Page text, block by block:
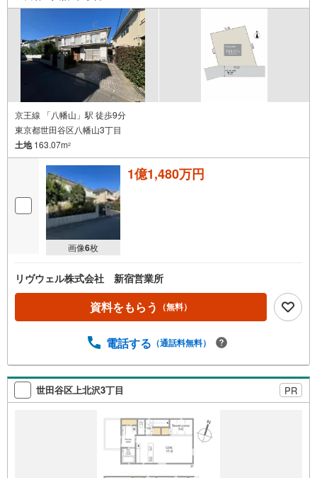
京王線 「八幡山」駅 徒歩9分
東京都世田谷区八幡山3丁目
土地163.07m2
画像6枚
1億1,480万円
リヴウェル株式会社 新宿営業所
資料をもらう （無料）
電話する （通話料無料）
世田谷区上北沢3丁目 PR